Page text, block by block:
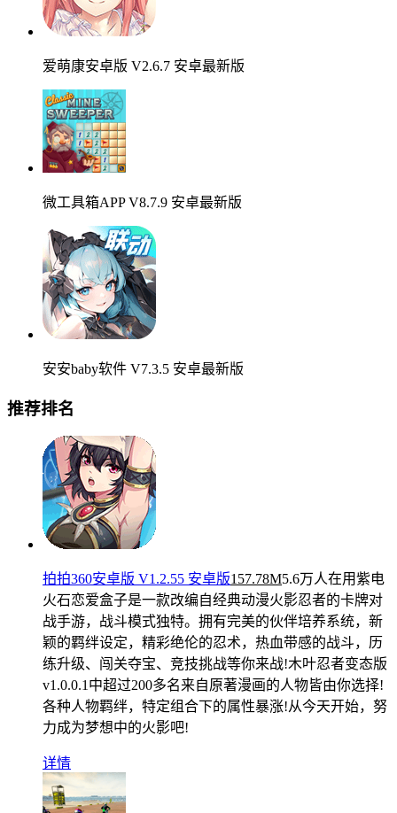
爱萌康安卓版 V2.6.7 安卓最新版
微工具箱APP V8.7.9 安卓最新版
安安baby软件 V7.3.5 安卓最新版
推荐排名
拍拍360安卓版 V1.2.55 安卓版157.78M5.6万人在用紫电
火石恋爱盒子是一款改编自经典动漫火影忍者的卡牌对
战手游，战斗模式独特。拥有完美的伙伴培养系统，新
颖的羁绊设定，精彩绝伦的忍术，热血带感的战斗，历
练升级、闯关夺宝、竞技挑战等你来战!木叶忍者变态版
v1.0.0.1中超过200多名来自原著漫画的人物皆由你选择!
各种人物羁绊，特定组合下的属性暴涨!从今天开始，努
力成为梦想中的火影吧!
详情